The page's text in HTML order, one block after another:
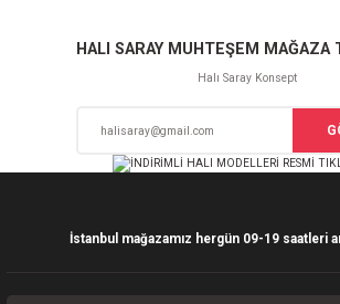
Ürün resmi kalitesiz, bozuk veya
Ürün açıklamasında eksik bilgiler bulunuyor.
Bu ürüne benzer farklı alternatifler olmalı.
Sitemize ilk yorumu siz yapın!
HALI SARAY MUHTEŞEM MAĞAZA
Halı Saray Konsept
İstanbul mağazamız hergün 09-19 saatleri